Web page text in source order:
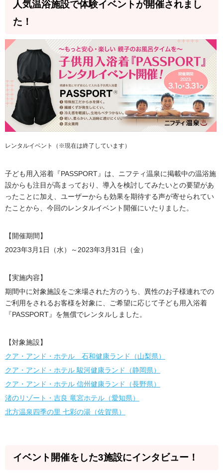
人気温浴施設で体験イベントが開催されまし
た！
レンタルイベント（※現在は終了しています）
子ども用入浴着『PASSPORT』は、ニフティ温泉に掲載中の温浴施
設からも注目が高まっており、導入を検討してみたいとの要望があ
ったことに加え、ユーザーからも効果を期待する声が寄せられてい
たことから、今回のレンタルイベント開催にいたりました。
【開催期間】
2023年3月1日（水）～2023年3月31日（金）
【実施内容】
期間中に対象施設をご来場された方のうち、異性のお子様連れでの
ご利用をされるお客様を対象に、ご希望に応じて子ども用入浴着
『PASSPORT』を無償でレンタルしました。
【対象施設】
クア・アンド・ホテル 石和健康ランド（山梨県）
クア・アンド・ホテル 駿河健康ランド（静岡県）
クア・アンド・ホテル 信州健康ランド（長野県）
渚のリゾート・吉良 竜宮ホテル（愛知県）
北方温泉四季の里 七彩の湯（佐賀県）
イベント開催をした3施設にインタビュー！